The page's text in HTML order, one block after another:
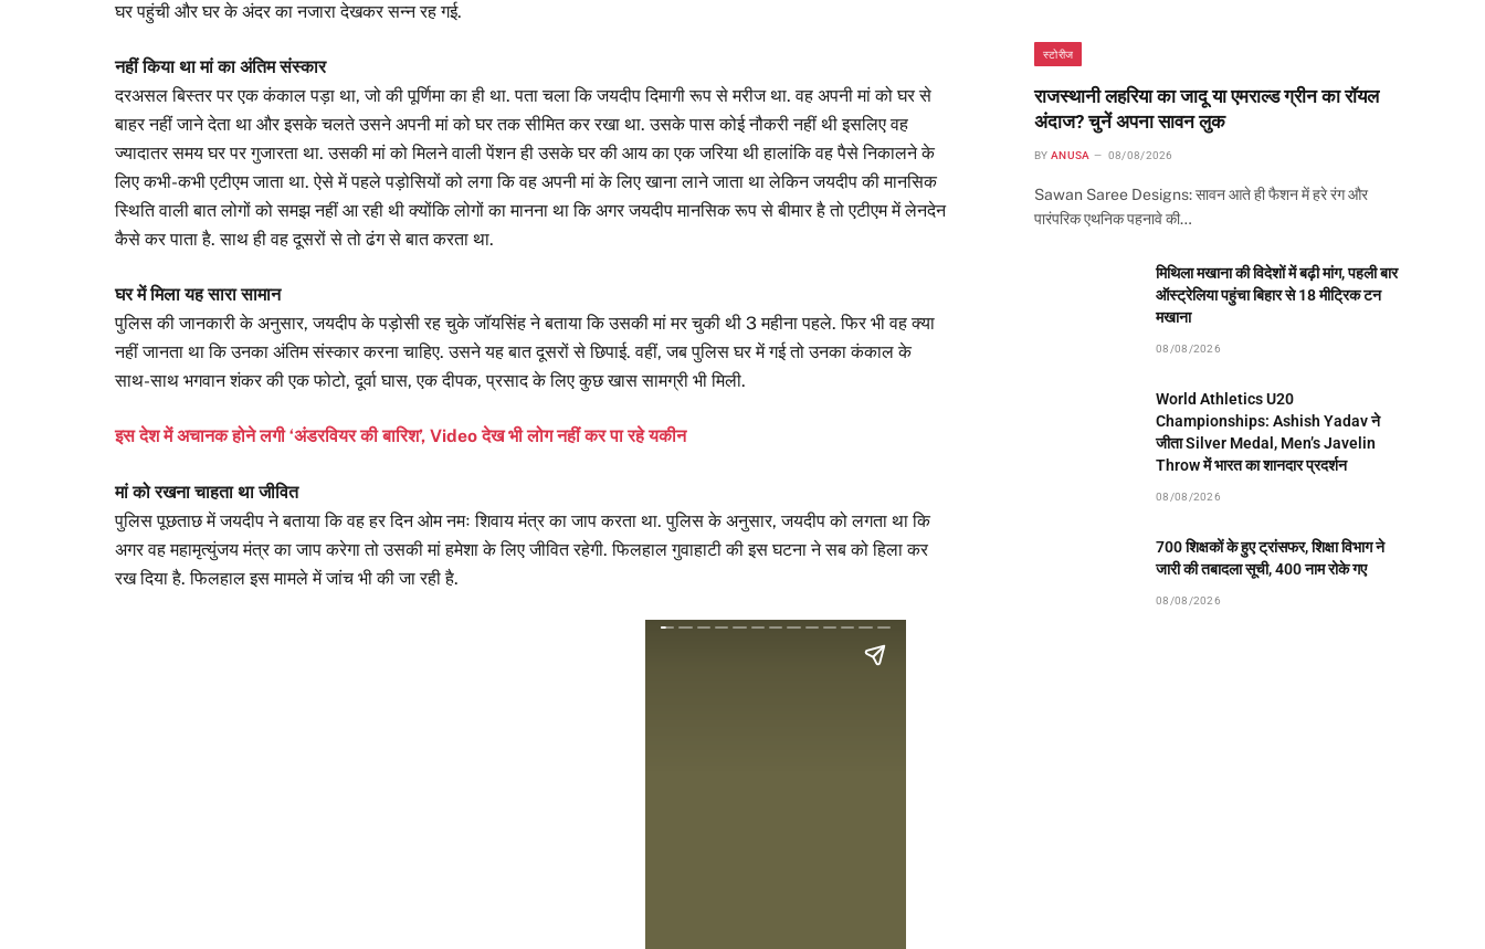
घर पहुंची और घर के अंदर का नजारा देखकर सन्न रह गई.
नहीं किया था मां का अंतिम संस्कार
दरअसल बिस्तर पर एक कंकाल पड़ा था, जो की पूर्णिमा का ही था. पता चला कि जयदीप दिमागी रूप से मरीज था. वह अपनी मां को घर से
बाहर नहीं जाने देता था और इसके चलते उसने अपनी मां को घर तक सीमित कर रखा था. उसके पास कोई नौकरी नहीं थी इसलिए वह
ज्यादातर समय घर पर गुजारता था. उसकी मां को मिलने वाली पेंशन ही उसके घर की आय का एक जरिया थी हालांकि वह पैसे निकालने के
लिए कभी-कभी एटीएम जाता था. ऐसे में पहले पड़ोसियों को लगा कि वह अपनी मां के लिए खाना लाने जाता था लेकिन जयदीप की मानसिक
स्थिति वाली बात लोगों को समझ नहीं आ रही थी क्योंकि लोगों का मानना था कि अगर जयदीप मानसिक रूप से बीमार है तो एटीएम में लेनदेन
कैसे कर पाता है. साथ ही वह दूसरों से तो ढंग से बात करता था.
घर में मिला यह सारा सामान
पुलिस की जानकारी के अनुसार, जयदीप के पड़ोसी रह चुके जॉयसिंह ने बताया कि उसकी मां मर चुकी थी 3 महीना पहले. फिर भी वह क्या
नहीं जानता था कि उनका अंतिम संस्कार करना चाहिए. उसने यह बात दूसरों से छिपाई. वहीं, जब पुलिस घर में गई तो उनका कंकाल के
साथ-साथ भगवान शंकर की एक फोटो, दूर्वा घास, एक दीपक, प्रसाद के लिए कुछ खास सामग्री भी मिली.
इस देश में अचानक होने लगी ‘अंडरवियर की बारिश’, Video देख भी लोग नहीं कर पा रहे यकीन
मां को रखना चाहता था जीवित
पुलिस पूछताछ में जयदीप ने बताया कि वह हर दिन ओम नमः शिवाय मंत्र का जाप करता था. पुलिस के अनुसार, जयदीप को लगता था कि
अगर वह महामृत्युंजय मंत्र का जाप करेगा तो उसकी मां हमेशा के लिए जीवित रहेगी. फिलहाल गुवाहाटी की इस घटना ने सब को हिला कर
रख दिया है. फिलहाल इस मामले में जांच भी की जा रही है.
स्टोरीज
राजस्थानी लहरिया का जादू या एमराल्ड ग्रीन का रॉयल
अंदाज? चुनें अपना सावन लुक
BY ANUSA 08/08/2026
Sawan Saree Designs: सावन आते ही फैशन में हरे रंग और
पारंपरिक एथनिक पहनावे की…
मिथिला मखाना की विदेशों में बढ़ी मांग, पहली बार
ऑस्ट्रेलिया पहुंचा बिहार से 18 मीट्रिक टन
मखाना
08/08/2026
World Athletics U20
Championships: Ashish Yadav ने
जीता Silver Medal, Men’s Javelin
Throw में भारत का शानदार प्रदर्शन
08/08/2026
700 शिक्षकों के हुए ट्रांसफर, शिक्षा विभाग ने
जारी की तबादला सूची, 400 नाम रोके गए
08/08/2026